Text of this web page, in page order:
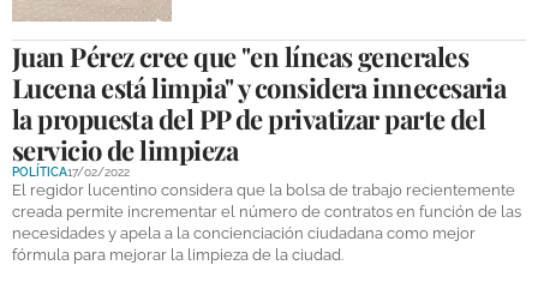
Juan Pérez cree que "en líneas generales
Lucena está limpia" y considera innecesaria
la propuesta del PP de privatizar parte del
servicio de limpieza
POLÍTICA17/02/2022
El regidor lucentino considera que la bolsa de trabajo recientemente
creada permite incrementar el número de contratos en función de las
necesidades y apela a la concienciación ciudadana como mejor
fórmula para mejorar la limpieza de la ciudad.